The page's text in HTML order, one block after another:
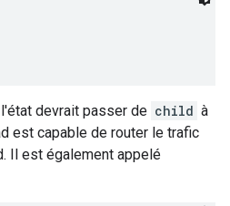
devrait passer de child à
est capable de router le trafic
Il est également appelé